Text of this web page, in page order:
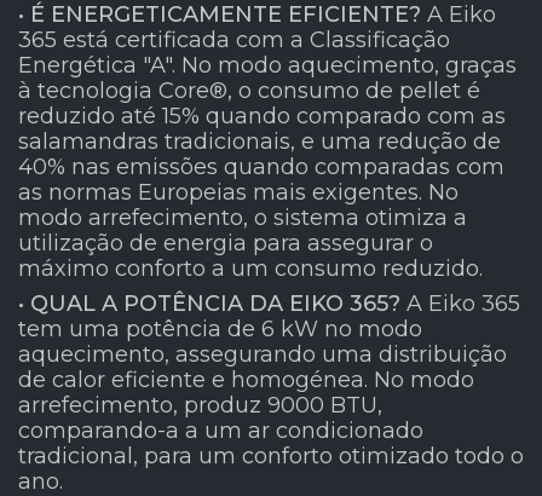
• É ENERGETICAMENTE EFICIENTE? A Eiko
365 está certificada com a Classificação
Energética "A". No modo aquecimento, graças
à tecnologia Core®, o consumo de pellet é
reduzido até 15% quando comparado com as
salamandras tradicionais, e uma redução de
40% nas emissões quando comparadas com
as normas Europeias mais exigentes. No
modo arrefecimento, o sistema otimiza a
utilização de energia para assegurar o
máximo conforto a um consumo reduzido.
• QUAL A POTÊNCIA DA EIKO 365? A Eiko 365
tem uma potência de 6 kW no modo
aquecimento, assegurando uma distribuição
de calor eficiente e homogénea. No modo
arrefecimento, produz 9000 BTU,
comparando-a a um ar condicionado
tradicional, para um conforto otimizado todo o
ano.